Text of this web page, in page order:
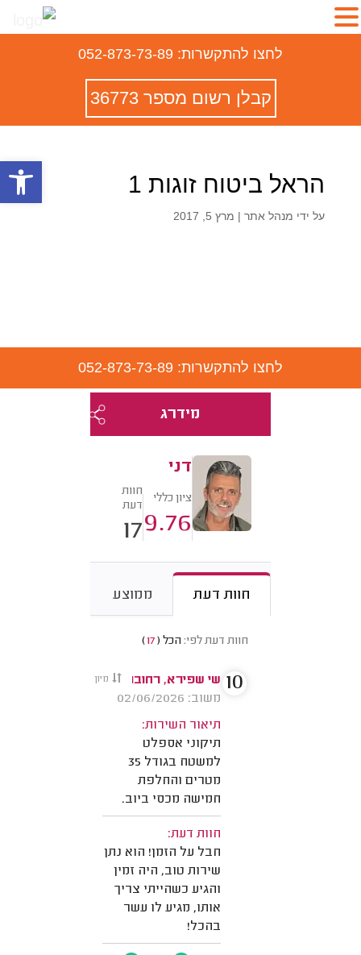
פתח
לחצו להתקשרות: 052-873-73-89
קבלן רשום מספר 36773
הראל ביטוח זוגות 1
על ידי מנהל אתר| מרץ 5, 2017
לחצו להתקשרות: 052-873-73-89